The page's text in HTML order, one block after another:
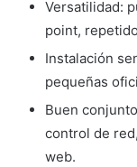
Versatilidad:
point,
Instalación
pequeñas
Buen
control de
web.